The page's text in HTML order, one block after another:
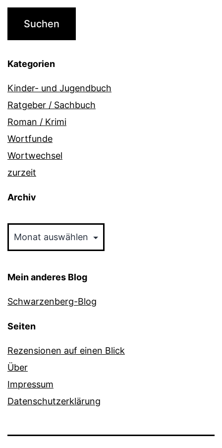
Kategorien
Kinder- und Jugendbuch
Ratgeber / Sachbuch
Roman / Krimi
Wortfunde
Wortwechsel
zurzeit
Archiv
Mein anderes Blog
Schwarzenberg-Blog
Seiten
Rezensionen auf einen Blick
Über
Impressum
Datenschutzerklärung